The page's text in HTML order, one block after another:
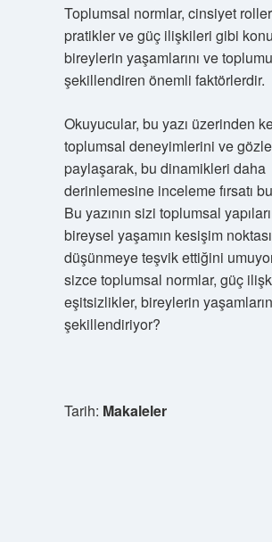
Toplumsal normlar, cinsiyet
pratikler ve güç ilişkileri gibi
bireylerin yaşamlarını ve toplumu
şekillendiren önemli faktörlerdir.
Okuyucular, bu yazı üzerinden
toplumsal deneyimlerini ve
paylaşarak, bu dinamikleri daha
derinlemesine inceleme fırsatı
Bu yazının sizi toplumsal
bireysel yaşamın kesişim
düşünmeye teşvik ettiğini
sizce toplumsal normlar, güç
eşitsizlikler, bireylerin
şekillendiriyor?
Tarih: Makaleler